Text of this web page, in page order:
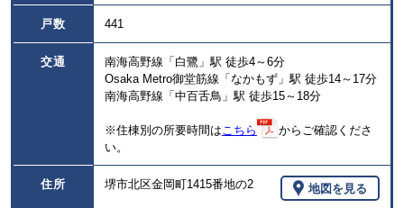
戸数 441
交通
南海高野線「白鷺」駅 徒歩4～6分
Osaka Metro御堂筋線「なかもず」駅 徒歩14～17分
南海高野線「中百舌鳥」駅 徒歩15～18分
※住棟別の所要時間は こちら
からご確認くださ
い。
住所 堺市北区金岡町1415番地の2 地図を見る